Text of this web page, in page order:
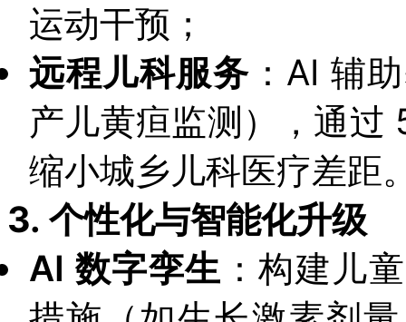
运动干预；
远程儿科服务 ：AI 辅
产儿黄疸监测），通过
缩小城乡儿科医疗差距
3. 个性化与智能化升级
AI 数字孪生 ：构建儿